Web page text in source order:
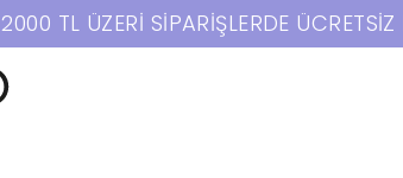
2000 TL ÜZERİ SİPARİŞLERDE